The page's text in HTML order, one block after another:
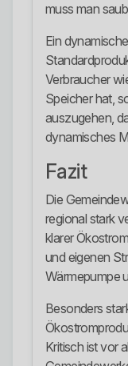
muss man
Ein
Verbraucher
Speicher hat,
auszugehen,
dynamisches
Fazit
Die
regional stark
klarer
und eigenen
Wärmepumpe
Besonders
Kritisch ist vor